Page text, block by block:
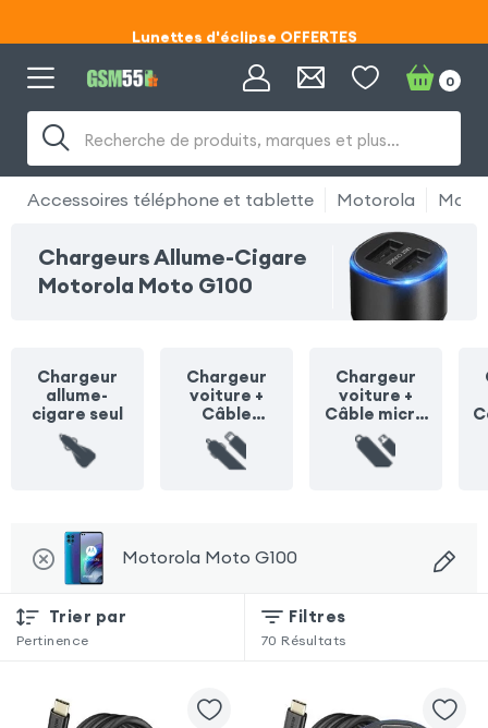
Code ECLIPSE55
Code ECLIPSE55
Recherche de produits, marques et plus…
0
Accessoires téléphone et tablette Motorola
Chargeurs Allume-Cigare
Motorola Moto G100
Chargeur
allume-
cigare seul
Chargeur
voiture +
Câble
Lightning
Chargeur
voiture +
Câble micro
USB
Motorola Moto G100
Trier par
Pertinence
Filtres
70 Résultats